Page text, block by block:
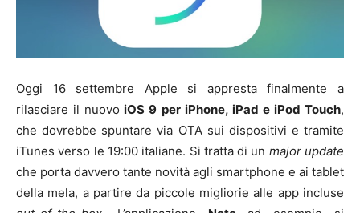
Oggi 16 settembre Apple si appresta finalmente a
rilasciare il nuovo iOS 9 per iPhone, iPad e iPod Touch,
che dovrebbe spuntare via OTA sui dispositivi e tramite
iTunes verso le 19:00 italiane. Si tratta di un major update
che porta davvero tante novità agli smartphone e ai tablet
della mela, a partire da piccole migliorie alle app incluse